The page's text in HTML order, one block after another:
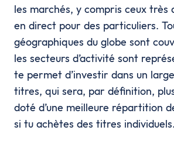
les marchés, y compris ceux très
en direct pour des particuliers.
géographiques du globe sont
les secteurs d’activité sont
te permet d’investir dans un
titres, qui sera, par définition,
doté d’une meilleure répartition
si tu achètes des titres individuels.